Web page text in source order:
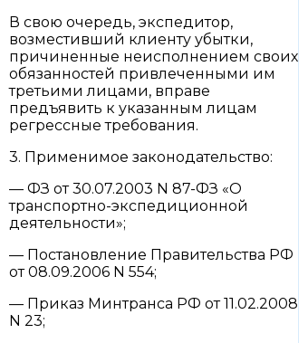
В свою очередь, экспедитор,
возместивший клиенту убытки,
причиненные неисполнением своих
обязанностей привлеченными им
третьими лицами, вправе
предъявить к указанным лицам
регрессные требования.
3. Применимое законодательство:
— ФЗ от 30.07.2003 N 87-ФЗ «О
транспортно-экспедиционной
деятельности»;
— Постановление Правительства РФ
от 08.09.2006 N 554;
— Приказ Минтранса РФ от 11.02.2008
N 23;